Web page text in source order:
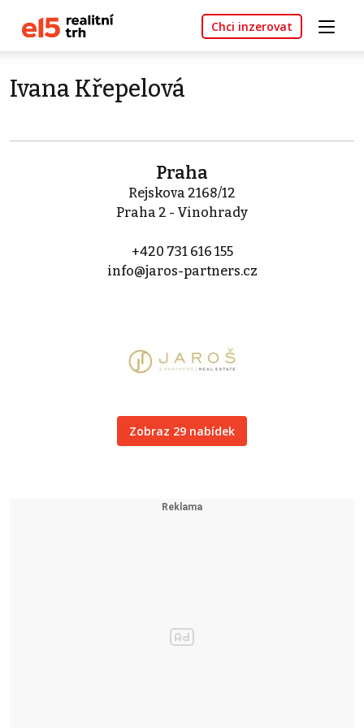
Chci inzerovat
Ivana Křepelová
Praha
Rejskova 2168/12
Praha 2 - Vinohrady
+420 731 616 155
info@jaros-partners.cz
Zobraz 29 nabídek